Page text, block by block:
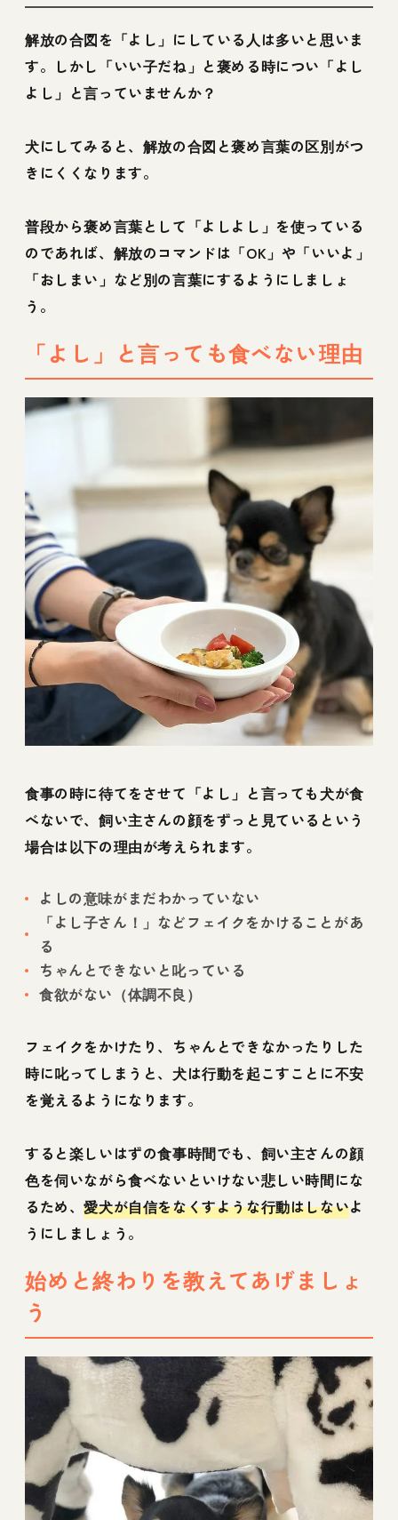
グのコツを紹介
解放の合図を「よし」にしている人は多いと思いま
す。しかし「いい子だね」と褒める時につい「よし
よし」と言っていませんか？
犬にしてみると、解放の合図と褒め言葉の区別がつ
きにくくなります。
普段から褒め言葉として「よしよし」を使っている
のであれば、解放のコマンドは「OK」や「いいよ」
「おしまい」など別の言葉にするようにしましょ
う。
「よし」と言っても食べない理由
食事の時に待てをさせて「よし」と言っても犬が食
べないで、飼い主さんの顔をずっと見ているという
場合は以下の理由が考えられます。
よしの意味がまだわかっていない
「よし子さん！」などフェイクをかけることがあ
る
ちゃんとできないと叱っている
食欲がない（体調不良）
フェイクをかけたり、ちゃんとできなかったりした
時に叱ってしまうと、犬は行動を起こすことに不安
を覚えるようになります。
すると楽しいはずの食事時間でも、飼い主さんの顔
色を伺いながら食べないといけない悲しい時間にな
るため、愛犬が自信をなくすような行動はしないよ
うにしましょう。
始めと終わりを教えてあげましょ
う